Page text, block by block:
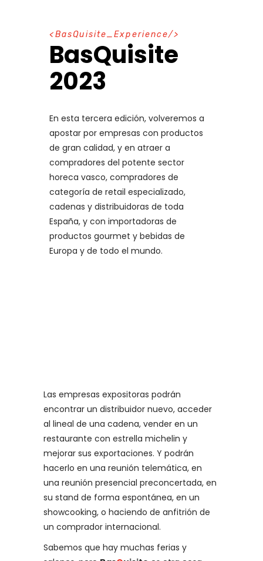
BasQuisite_Experience
BasQuisite
2023
En esta tercera edición, volveremos a
apostar por empresas con productos
de gran calidad, y en atraer a
compradores del potente sector
horeca vasco, compradores de
categoría de retail especializado,
cadenas y distribuidoras de toda
España, y con importadoras de
productos gourmet y bebidas de
Europa y de todo el mundo.
Las empresas expositoras podrán
encontrar un distribuidor nuevo, acceder
al lineal de una cadena, vender en un
restaurante con estrella michelin y
mejorar sus exportaciones. Y podrán
hacerlo en una reunión telemática, en
una reunión presencial preconcertada, en
su stand de forma espontánea, en un
showcooking, o haciendo de anfitrión de
un comprador internacional.
Sabemos que hay muchas ferias y